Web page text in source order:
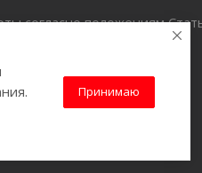
согласно положениям
Принимаю